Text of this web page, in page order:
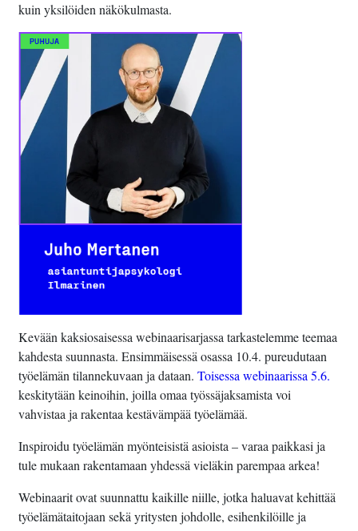
kuin yksilöiden näkökulmasta.
Kevään kaksiosaisessa webinaarisarjassa tarkastelemme teemaa
kahdesta suunnasta. Ensimmäisessä osassa 10.4. pureudutaan
työelämän tilannekuvaan ja dataan. Toisessa webinaarissa 5.6.
keskitytään keinoihin, joilla omaa työssäjaksamista voi
vahvistaa ja rakentaa kestävämpää työelämää.
Inspiroidu työelämän myönteisistä asioista – varaa paikkasi ja
tule mukaan rakentamaan yhdessä vieläkin parempaa arkea!
Webinaarit ovat suunnattu kaikille niille, jotka haluavat kehittää
työelämätaitojaan sekä yritysten johdolle, esihenkilöille ja